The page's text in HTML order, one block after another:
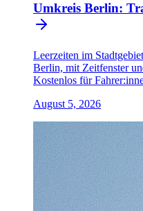
Umkreis Berlin:
Leerzeiten im
Berlin, mit Zeitfenster
Kostenlos für
August 5, 2026